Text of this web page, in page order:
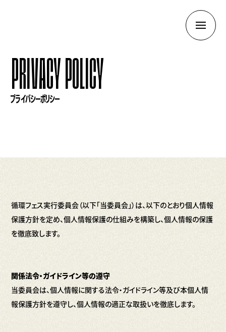
PRIVACY POLICY
プライバシーポリシー
循環フェス実行委員会（以下「当委員会」）は、以下のとおり個人情報
保護方針を定め、個人情報保護の仕組みを構築し、個人情報の保護
を徹底致します。
関係法令・ガイドライン等の遵守
当委員会は、個人情報に関する法令・ガイドライン等及び本個人情
報保護方針を遵守し、個人情報の適正な取扱いを徹底します。